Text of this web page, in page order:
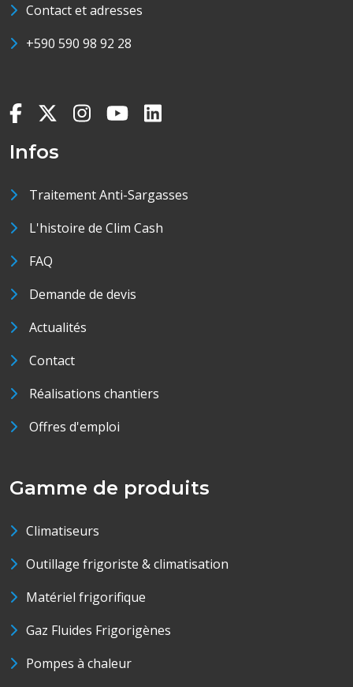
Contact et adresses
+590 590 98 92 28
Infos
Traitement Anti-Sargasses
L'histoire de Clim Cash
FAQ
Demande de devis
Actualités
Contact
Réalisations chantiers
Offres d'emploi
Gamme de produits
Climatiseurs
Outillage frigoriste & climatisation
Matériel frigorifique
Gaz Fluides Frigorigènes
Pompes à chaleur